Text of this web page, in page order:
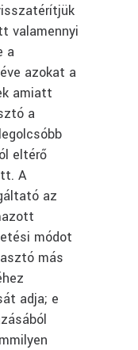
valamennyi
a
azokat a
amiatt
a
eltérő
A
az
módot
más
adja; e